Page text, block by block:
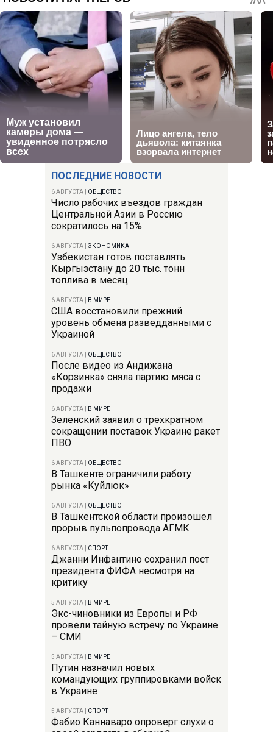
ПОСЛЕДНИЕ НОВОСТИ
6 АВГУСТА ОБЩЕСТВО
Число рабочих въездов граждан
Центральной Азии в Россию
сократилось на 15%
6 АВГУСТА ЭКОНОМИКА
Узбекистан готов поставлять
Кыргызстану до 20 тыс. тонн
топлива в месяц
6 АВГУСТА В МИРЕ
США восстановили прежний
уровень обмена разведданными с
Украиной
6 АВГУСТА ОБЩЕСТВО
После видео из Андижана
«Корзинка» сняла партию мяса с
продажи
6 АВГУСТА В МИРЕ
Зеленский заявил о трехкратном
сокращении поставок Украине ракет
ПВО
6 АВГУСТА ОБЩЕСТВО
В Ташкенте ограничили работу
рынка «Куйлюк»
6 АВГУСТА ОБЩЕСТВО
В Ташкентской области произошел
прорыв пульпопровода АГМК
6 АВГУСТА СПОРТ
Джанни Инфантино сохранил пост
президента ФИФА несмотря на
критику
5 АВГУСТА В МИРЕ
Экс-чиновники из Европы и РФ
провели тайную встречу по Украине
– СМИ
5 АВГУСТА В МИРЕ
Путин назначил новых
командующих группировками войск
в Украине
5 АВГУСТА СПОРТ
Фабио Каннаваро опроверг слухи о